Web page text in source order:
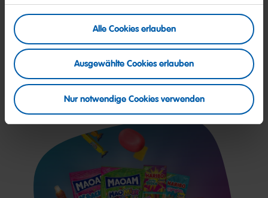
Alle Cookies erlauben
Ausgewählte Cookies erlauben
Nur notwendige Cookies verwenden
HARIBO halal naschen!
Entdecke unsere Auswahl an süßen Halal-
Produkten im Online-Shop.
Her damit!